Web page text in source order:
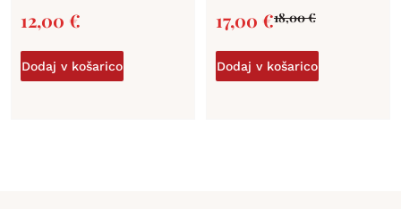
12,00 €
Dodaj v košarico
18,00€
17,00 €
Dodaj v košarico